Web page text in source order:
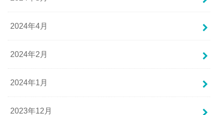
2024年4月
2024年2月
2024年1月
2023年12月